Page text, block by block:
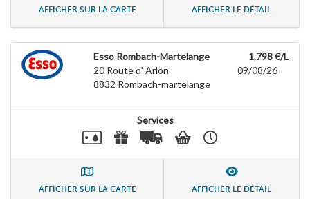
AFFICHER SUR LA CARTE AFFICHER LE DÉTAIL
Esso Rombach-Martelange
20 Route d' Arlon
8832 Rombach-martelange
1,798 €/L
09/08/26
Services
AFFICHER SUR LA CARTE AFFICHER LE DÉTAIL